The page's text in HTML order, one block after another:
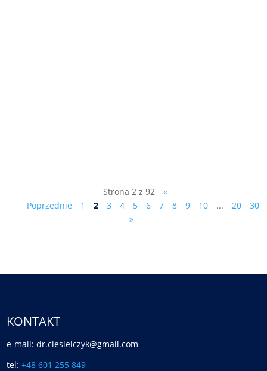
Strona 2 z 92
«
Poprzednie
1 2 3 4 5 6 7 8 9 10 ... 20
30
»
KONTAKT
e-mail: dr.ciesielczyk@gmail.com
tel:+48 601 255 849